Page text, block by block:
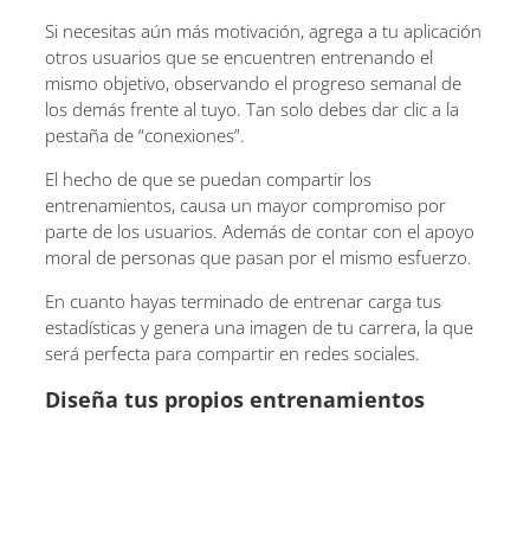
Si necesitas aún más motivación, agrega a tu aplicación
otros usuarios que se encuentren entrenando el
mismo objetivo, observando el progreso semanal de
los demás frente al tuyo. Tan solo debes dar clic a la
pestaña de “conexiones”.
El hecho de que se puedan compartir los
entrenamientos, causa un mayor compromiso por
parte de los usuarios. Además de contar con el apoyo
moral de personas que pasan por el mismo esfuerzo.
En cuanto hayas terminado de entrenar carga tus
estadísticas y genera una imagen de tu carrera, la que
será perfecta para compartir en redes sociales.
Diseña tus propios entrenamientos